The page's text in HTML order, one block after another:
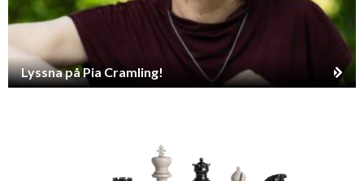
Lyssna på Pia Cramling!